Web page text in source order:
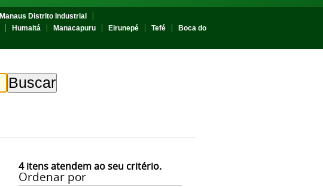
Manaus Distrito Industrial
Humaitá Manacapuru Eirunepé Tefé
Boca do
4itens atendem ao seu critério.
Ordenar por